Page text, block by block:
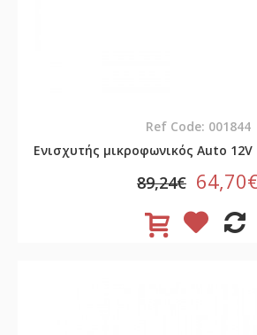
Ref Code: 001844
Ενισχυτής μικροφωνικός Auto 12V
89,24€